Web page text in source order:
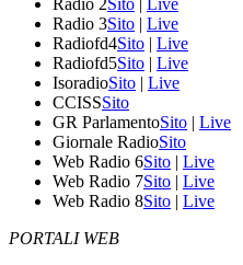
Radio 2Sito | Live
Radio 3Sito | Live
Radiofd4Sito | Live
Radiofd5Sito | Live
IsoradioSito | Live
CCISSSito
GR ParlamentoSito | Live
Giornale RadioSito
Web Radio 6Sito | Live
Web Radio 7Sito | Live
Web Radio 8Sito | Live
PORTALI WEB